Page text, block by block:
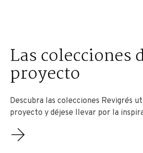
Las colecciones
proyecto
Descubra las colecciones Revigrés
proyecto y déjese llevar por la